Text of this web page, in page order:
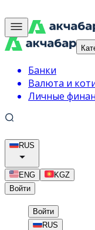
Банки
Валюта и
Личные
RUS
ENG
KGZ
Войти
Войти
RUS